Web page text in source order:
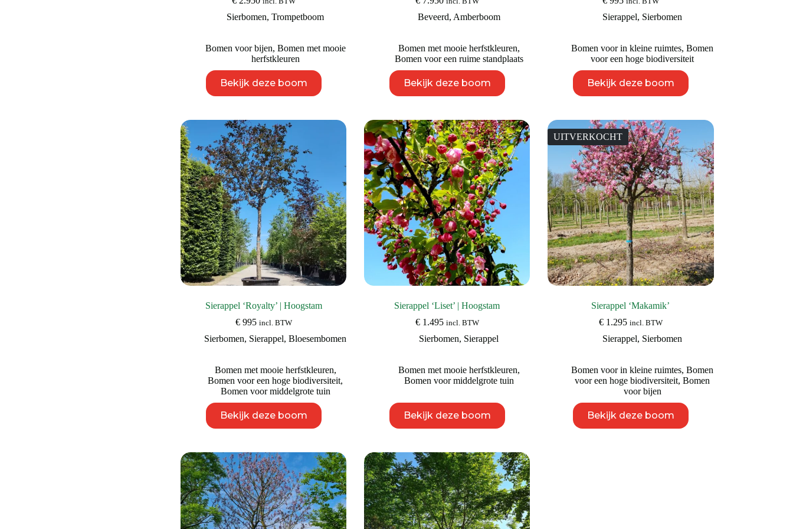
Sierbomen,Trompetboom
Bomen voor bijen, Bomen met mooie
herfstkleuren
Bekijk deze boom
product
heeft
Deze
optie
kan
gekozen
worden
op
de
productpagina
Beveerd, Amberboom
Bomen met mooie herfstkleuren,
Bomen voor een ruime standplaats
Bekijk deze boom
product
heeft
Deze
optie
kan
gekozen
worden
op
de
productpagina
Sierappel, Sierbomen
Bomen voor in kleine ruimtes,Bomen
voor een hoge biodiversiteit
Bekijk deze boom
product
heeft
Deze
optie
kan
gekozen
worden
op
de
productpagina
Sierappel ‘Royalty’ | Hoogstam
€995 incl. BTW
Sierbomen, Sierappel,Bloesembomen
Bomen met mooie herfstkleuren,
Bomen voor een hoge biodiversiteit,
Bomen voor middelgrote tuin
Bekijk deze boom
product
heeft
Deze
optie
kan
gekozen
worden
op
de
Sierappel ‘Liset’ | Hoogstam
€1.495 incl. BTW
Sierbomen, Sierappel
Bomen met mooie herfstkleuren,
Bomen voor middelgrote tuin
Bekijk deze boom
product
heeft
Deze
optie
kan
gekozen
worden
op
de
UITVERKOCHT
Sierappel ‘Makamik’
€1.295 incl. BTW
Sierappel, Sierbomen
Bomen voor in kleine ruimtes,Bomen
voor een hoge biodiversiteit,Bomen
voor bijen
Bekijk deze boom
product
heeft